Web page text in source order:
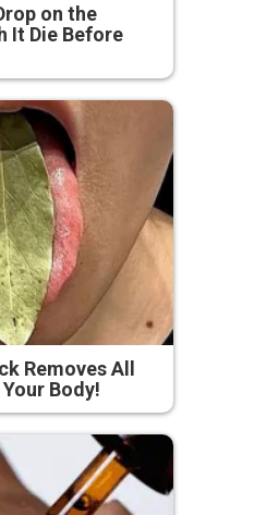
on the
It Die Before
Removes All
Body!